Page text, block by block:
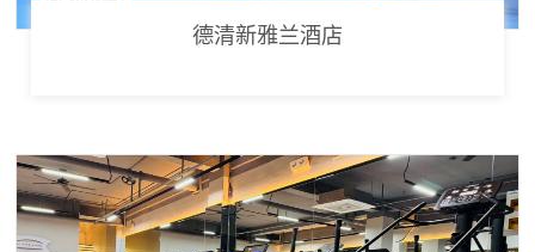
德清新雅兰酒店